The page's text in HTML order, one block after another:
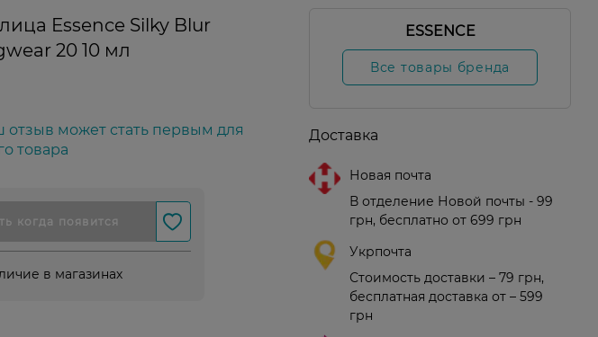
Essence Silky Blur
20 10 мл
отзыв может стать первым для
товара
в магазинах
ESSENCE
Все товары бренда
Доставка
Новая почта
В отделение Новой почты - 99
грн, бесплатно от 699 грн
Укрпочта
Стоимость доставки – 79 грн,
бесплатная доставка от – 599
грн